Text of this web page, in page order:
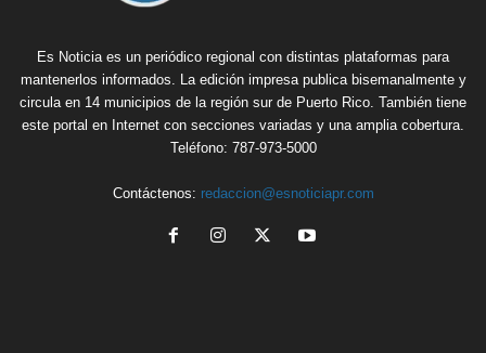
Es Noticia es un periódico regional con distintas plataformas para
mantenerlos informados. La edición impresa publica bisemanalmente y
circula en 14 municipios de la región sur de Puerto Rico. También tiene
este portal en Internet con secciones variadas y una amplia cobertura.
Teléfono: 787-973-5000
Contáctenos: redaccion@esnoticiapr.com